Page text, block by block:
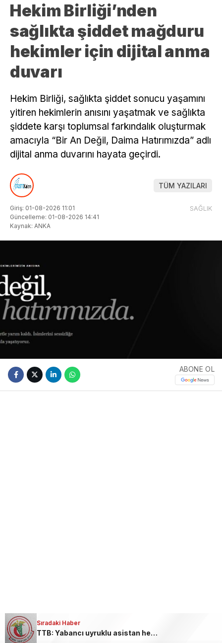
Hekim Birliği’nden
sağlıkta şiddet mağduru
hekimler için dijital anma
duvarı
Hekim Birliği, sağlıkta şiddet sonucu yaşamını
yitiren hekimlerin anısını yaşatmak ve sağlıkta
şiddete karşı toplumsal farkındalık oluşturmak
amacıyla “Bir An Değil, Daima Hatırımızda” adlı
dijital anma duvarını hayata geçirdi.
TÜM YAZILARI
Giriş: 01-08-2026 11:01
Güncelleme: 01-08-2026 14:41
Kaynak: ANKA
SAĞLIK
ABONE OL
Sıradaki Haber
TTB: Yabancı uyruklu asistan hekimlerin emeğini yok sayan düzenleme geri çekildi